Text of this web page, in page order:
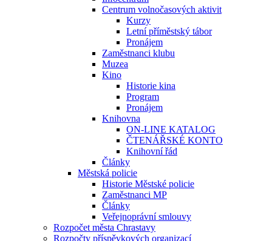
Centrum volnočasových aktivit
Kurzy
Letní příměstský tábor
Pronájem
Zaměstnanci klubu
Muzea
Kino
Historie kina
Program
Pronájem
Knihovna
ON-LINE KATALOG
ČTENÁŘSKÉ KONTO
Knihovní řád
Články
Městská policie
Historie Městské policie
Zaměstnanci MP
Články
Veřejnoprávní smlouvy
Rozpočet města Chrastavy
Rozpočty příspěvkových organizací